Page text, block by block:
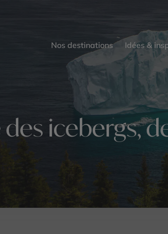
Nos destinations Idées &
des icebergs,